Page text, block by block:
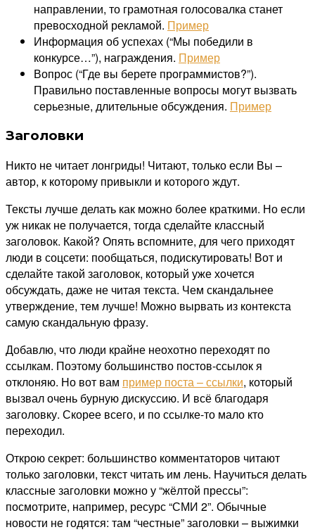
направлении, то грамотная голосовалка станет
превосходной рекламой. Пример
Информация об успехах (“Мы победили в
конкурсе…”), награждения. Пример
Вопрос (“Где вы берете программистов?”).
Правильно поставленные вопросы могут вызвать
серьезные, длительные обсуждения. Пример
Заголовки
Никто не читает лонгриды! Читают, только если Вы –
автор, к которому привыкли и которого ждут.
Тексты лучше делать как можно более краткими. Но если
уж никак не получается, тогда сделайте классный
заголовок. Какой? Опять вспомните, для чего приходят
люди в соцсети: пообщаться, подискутировать! Вот и
сделайте такой заголовок, который уже хочется
обсуждать, даже не читая текста. Чем скандальнее
утверждение, тем лучше! Можно вырвать из контекста
самую скандальную фразу.
Добавлю, что люди крайне неохотно переходят по
ссылкам. Поэтому большинство постов-ссылок я
отклоняю. Но вот вам пример поста – ссылки, который
вызвал очень бурную дискуссию. И всё благодаря
заголовку. Скорее всего, и по ссылке-то мало кто
переходил.
Открою секрет: большинство комментаторов читают
только заголовки, текст читать им лень. Научиться делать
классные заголовки можно у “жёлтой прессы”:
посмотрите, например, ресурс “СМИ 2”. Обычные
новости не годятся: там “честные” заголовки – выжимки